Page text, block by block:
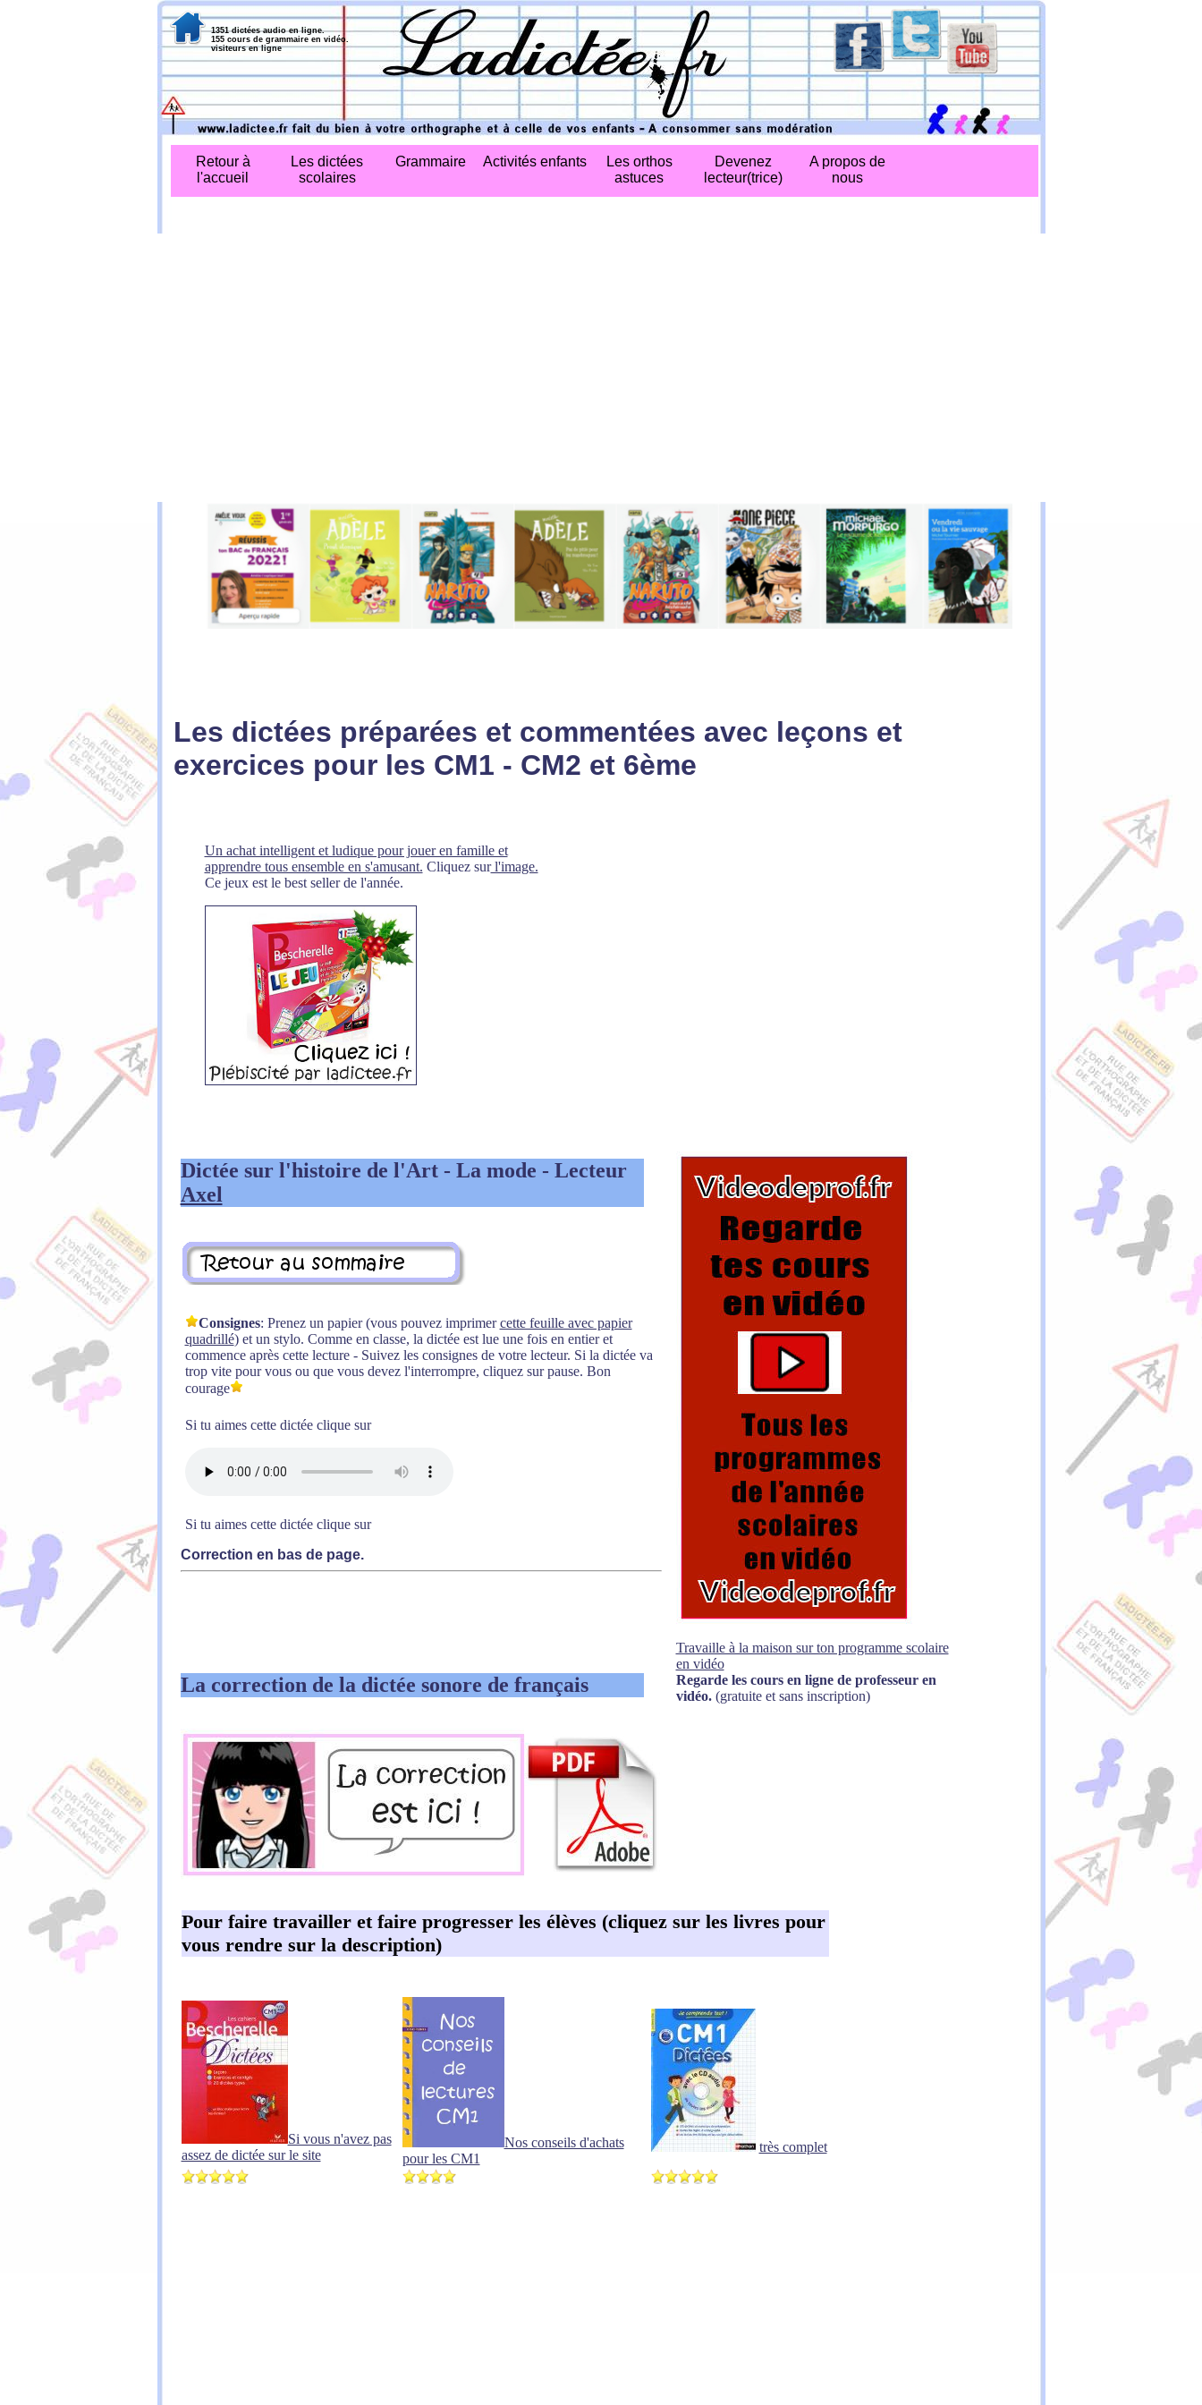
Les dictées préparées et commentées avec leçons et
exercices pour les CM1 - CM2 et 6ème
Un achat intelligent et ludique pour jouer en famille et
apprendre tous ensemble en s'amusant. Cliquez surl'image.
Ce jeux est le best seller de l'année.
Dictée sur l'histoire de l'Art - La mode - Lecteur
Axel
Travaille à la maison sur ton programme scolaire
en vidéo
Regarde les cours en ligne de professeur en
vidéo.(gratuite et sans inscription)
Consignes: Prenez un papier (vous pouvez imprimercette feuille avec papier
quadrillé) et un stylo. Comme en classe, la dictée est lue une fois en entier et
commence après cette lecture - Suivez les consignes de votre lecteur. Si la dictée va
trop vite pour vous ou que vous devez l'interrompre, cliquez sur pause. Bon
courage
Si tu aimes cette dictée clique sur
Si tu aimes cette dictée clique sur
Correction en bas de page.
La correction de la dictée sonore de français
Pour faire travailler et faire progresser les élèves (cliquez sur les livres pour
vous rendre sur la description)
Si vous n'avez pas
assez de dictée sur le site
Nos conseils d'achats
pour les CM1
très complet